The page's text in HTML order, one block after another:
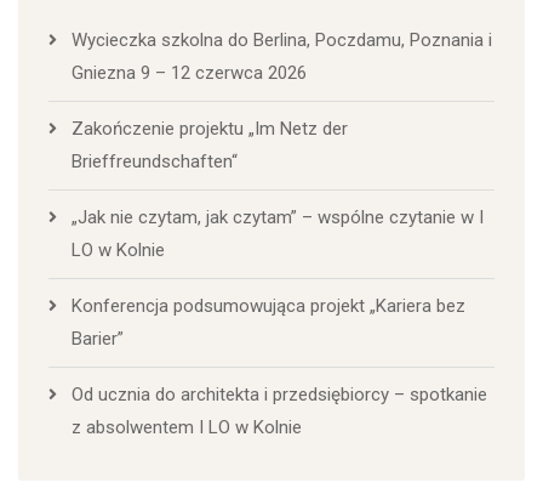
Wycieczka szkolna do Berlina, Poczdamu, Poznania i
Gniezna 9 – 12 czerwca 2026
Zakończenie projektu „Im Netz der
Brieffreundschaften“
„Jak nie czytam, jak czytam” – wspólne czytanie w I
LO w Kolnie
Konferencja podsumowująca projekt „Kariera bez
Barier”
Od ucznia do architekta i przedsiębiorcy – spotkanie
z absolwentem I LO w Kolnie